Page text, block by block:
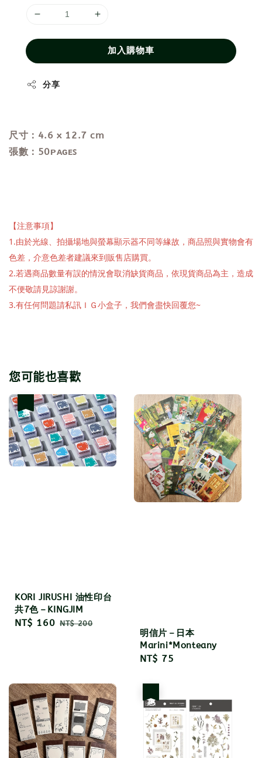
加入購物車
分享
尺寸：4.6 x 12.7 cm
張數：50ᴘᴀɢᴇꜱ
【注意事項】
1.由於光線、拍攝場地與螢幕顯示器不同等緣故，商品照與實物會有
色差，介意色差者建議來到販售店購買。
2.若遇商品數量有誤的情況會取消缺貨商品，依現貨商品為主，造成
不便敬請見諒謝謝。
3.有任何問題請私訊ＩＧ小盒子，我們會盡快回覆您~
您可能也喜歡
KORI JIRUSHI 油性印台
共7色－KINGJIM
Sale
NT$ 160 Regular
NT$ 200
明信片－日本
Marini*Monteany
Regular
NT$ 75